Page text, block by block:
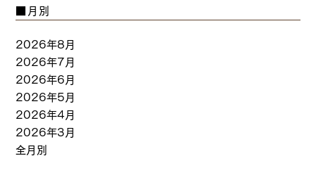
■月別
2026年8月
2026年7月
2026年6月
2026年5月
2026年4月
2026年3月
全月別